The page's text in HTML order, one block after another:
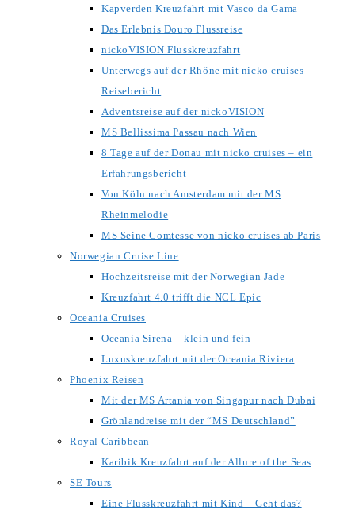
Kapverden Kreuzfahrt mit Vasco da Gama
Das Erlebnis Douro Flussreise
nickoVISION Flusskreuzfahrt
Unterwegs auf der Rhône mit nicko cruises –
Reisebericht
Adventsreise auf der nickoVISION
MS Bellissima Passau nach Wien
8 Tage auf der Donau mit nicko cruises – ein
Erfahrungsbericht
Von Köln nach Amsterdam mit der MS
Rheinmelodie
MS Seine Comtesse von nicko cruises ab Paris
Norwegian Cruise Line
Hochzeitsreise mit der Norwegian Jade
Kreuzfahrt 4.0 trifft die NCL Epic
Oceania Cruises
Oceania Sirena – klein und fein –
Luxuskreuzfahrt mit der Oceania Riviera
Phoenix Reisen
Mit der MS Artania von Singapur nach Dubai
Grönlandreise mit der “MS Deutschland”
Royal Caribbean
Karibik Kreuzfahrt auf der Allure of the Seas
SE Tours
Eine Flusskreuzfahrt mit Kind – Geht das?